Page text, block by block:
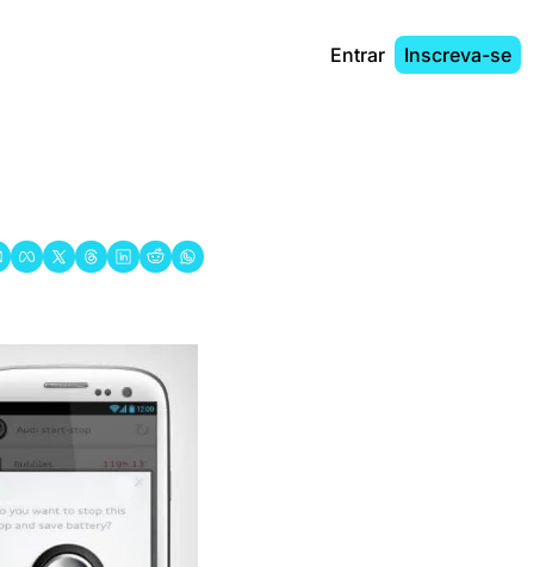
Entrar Inscreva-se